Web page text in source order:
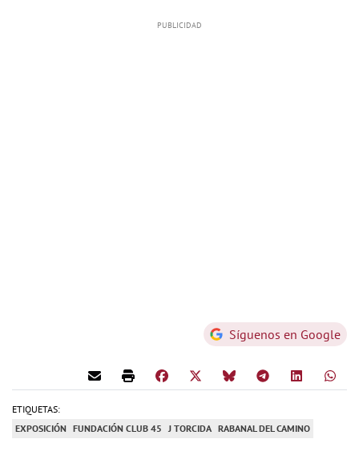
Síguenos en Google
ETIQUETAS:
EXPOSICIÓN FUNDACIÓN CLUB 45 J TORCIDA RABANAL DEL CAMINO